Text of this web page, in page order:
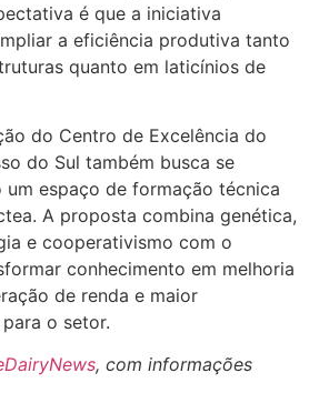
é que a iniciativa
a eficiência produtiva tanto
quanto em laticínios de
do Centro de Excelência do
do Sul também busca se
espaço de formação técnica
A proposta combina genética,
e cooperativismo com o
conhecimento em melhoria
de renda e maior
o setor.
, com informações